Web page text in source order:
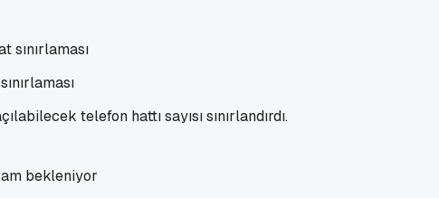
telefon hattı sayısı sınırlandırdı.